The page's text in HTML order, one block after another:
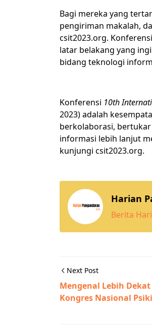
Bagi mereka yang
pengiriman makalah,
csit2023.org.
latar belakang yang
bidang teknologi
Konferensi 10th
2023) adalah
berkolaborasi,
informasi lebih lanjut
kunjungi csit2023.org.
Harian
Berita
Next Post
Mengenal Lebih Dekat
Kongres Nasional